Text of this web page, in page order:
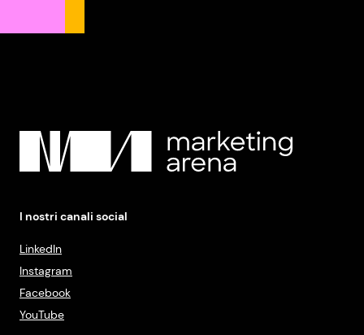
I nostri canali social
LinkedIn
Instagram
Facebook
YouTube